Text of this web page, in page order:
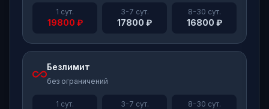
1 сут.
19800 ₽
3-7 сут.
17800 ₽
8-30 сут.
16800 ₽
all_inclusiveБезлимит
без ограничений
1 сут. 3-7 сут. 8-30 сут.